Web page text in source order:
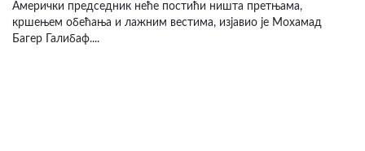
Амерички председник неће постићи ништа претњама,
кршењем обећања и лажним вестима, изјавио је Мохамад
Багер Галибаф....